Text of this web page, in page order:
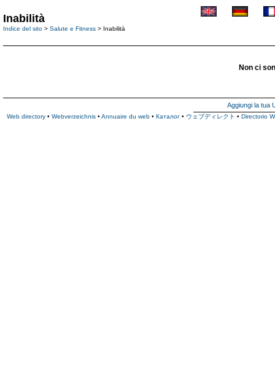
Inabilità
Indice del sito > Salute e Fitness > Inabilità
Non ci
Aggiungi la tua
Web directory • Webverzeichnis • Annuaire du web • Каталог • ウェブディレクト • Directorio